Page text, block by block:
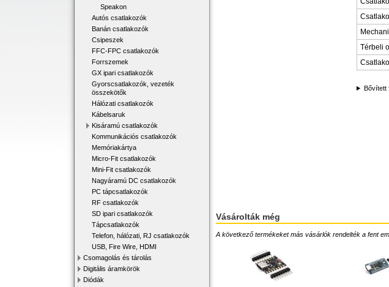
Speakon
Autós csatlakozók
Banán csatlakozók
Csipeszek
FFC-FPC csatlakozók
Forrszemek
GX ipari csatlakozók
Gyorscsatlakozók, vezeték
összekötők
Hálózati csatlakozók
Kábelsaruk
Kisáramú csatlakozók
Kommunikációs csatlakozók
Memóriakártya
Micro-Fit csatlakozók
Mini-Fit csatlakozók
Nagyáramú DC csatlakozók
PC tápcsatlakozók
RF csatlakozók
SD ipari csatlakozók
Tápcsatlakozók
Telefon, hálózati, RJ csatlakozók
USB, Fire Wire, HDMI
Csomagolás és tárolás
Digitális áramkörök
Diódák
Térbeli
Bővített
Vásárolták még
A következő termékeket más vásárlók rendelték a fent